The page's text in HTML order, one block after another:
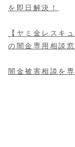
を即日解決！
【ヤミ金レスキ
の闇金専用相談窓
闇金被害相談を